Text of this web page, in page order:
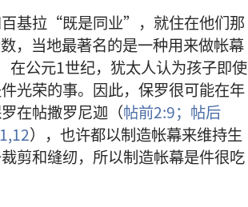
基拉“既是同业”，就住在他们那
，当地最著名的是一种用来做帐幕
在公元1世纪，犹太人认为孩子即使
光荣的事。因此，保罗很可能在年
在帖撒罗尼迦（帖前2:9； 帖后
），也许都以制造帐幕来维持生
剪和缝纫，所以制造帐幕是件很吃